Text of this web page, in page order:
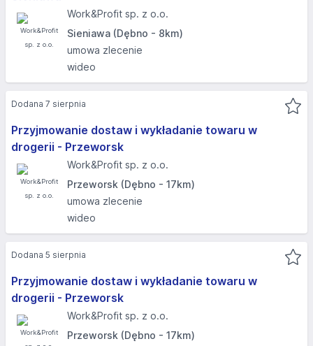
Work&Profit sp. z o.o.
Sieniawa (Dębno - 8km)
umowa zlecenie
wideo
Przyjmowanie dostaw i wykładanie towaru w
drogerii - Przeworsk
Work&Profit sp. z o.o.
Przeworsk (Dębno - 17km)
umowa zlecenie
wideo
Dodana 7 sierpnia
Przyjmowanie dostaw i wykładanie towaru w
drogerii - Przeworsk
Work&Profit sp. z o.o.
Przeworsk (Dębno - 17km)
Dodana 5 sierpnia